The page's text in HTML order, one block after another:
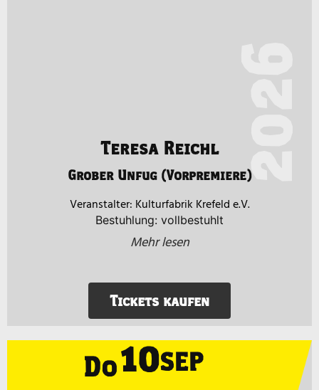
Teresa Reichl
Grober Unfug (Vorpremiere)
Kulturfabrik Krefeld e.V.
Bestuhlung: vollbestuhlt
Mehr lesen
Tickets kaufen
Do10SEP